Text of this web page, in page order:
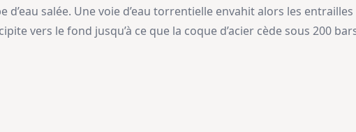
salée. Une voie d’eau torrentielle envahit alors les entrailles
vers le fond jusqu’à ce que la coque d’acier cède sous 200